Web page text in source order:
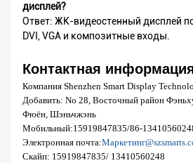
дисплей?
Ответ: ЖК-видеостенный дисплей
DVI, VGA и композитные входы.
Контактная
Компания Shenzhen Smart Display
Добавить: No 28, Восточный район
Фюён, Шэньчжэнь
Мобильный:15919847835/86-
Электронная почта:
Скайп: 15919847835/ 13410560248